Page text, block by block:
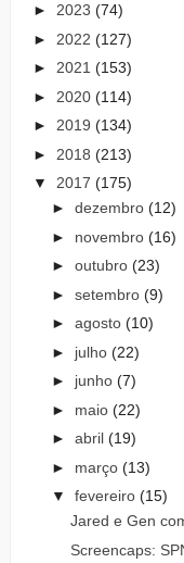
► 2023 (74)
► 2022 (127)
► 2021 (153)
► 2020 (114)
► 2019 (134)
► 2018 (213)
▼ 2017 (175)
► dezembro (12)
► novembro (16)
► outubro (23)
► setembro (9)
► agosto (10)
► julho (22)
► junho (7)
► maio (22)
► abril (19)
► março (13)
▼ fevereiro (15)
Jared e Gen
Screencaps: